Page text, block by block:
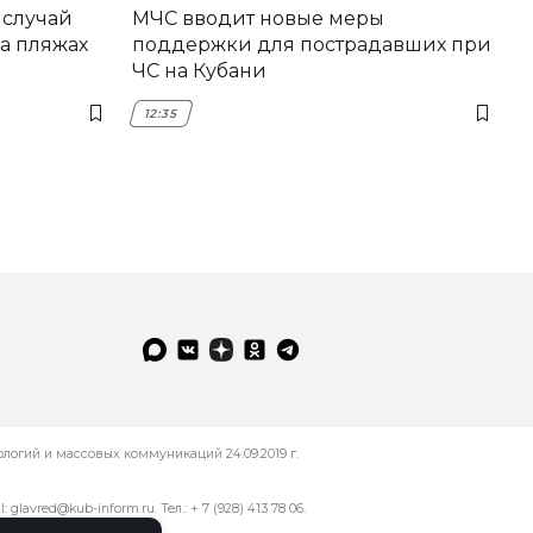
пляжах
МЧС вводит новые меры
поддержки для пострадавших при
ЧС на Кубани
12:35
и массовых коммуникаций 24.09.2019 г.
glavred@kub-inform.ru. Тел.: + 7 (928) 413 78 06.